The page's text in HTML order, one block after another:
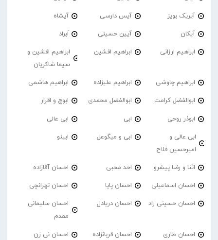
آیریک بویز آیس دارسی آیشاه
آیکان آیین حسینی اَبراد
ابراهیم ارزانی ابراهیم افشین
ابراهیم افشین و
سیما شاکریان
ابراهیم چاوشی ابراهیم علیزاده ابراهیم هاشمی
ابوالفضل کرامت ابوالفضل محمدی ابوچ و اقرار
ابوذر روحی ابی ابی عالی
ابی عالی و
امیرحسین فلاح
ابی و میگوعل ابینو
اثنا و رضا پیشرو احد محبی احسان آقازاده
احسان اسماعیلی احسان پایا احسان تهرانچی
احسان حسینی راد احسان دریادل
احسان سلیمانی
مقدم
احسان طاری احسان قربانزاده احسان نی زن